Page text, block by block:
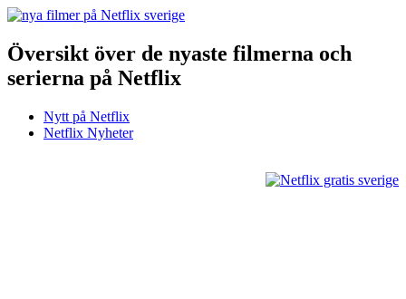
Översikt över de nyaste filmerna och
serierna på Netflix
Nytt på Netflix
Netflix Nyheter